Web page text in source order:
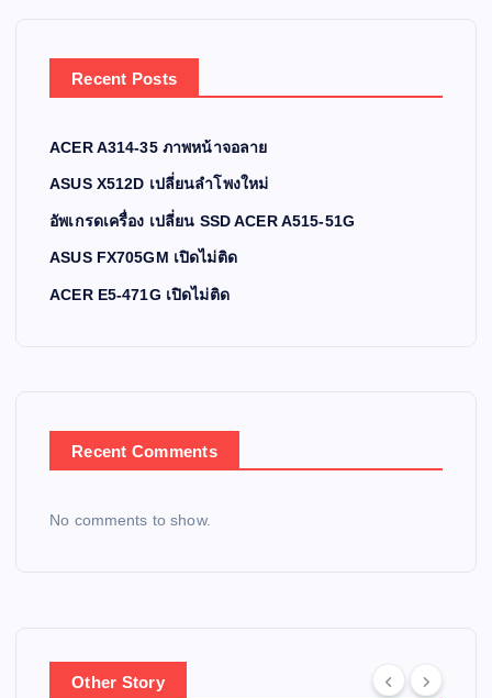
Recent Posts
ACER A314-35 ภาพหน้าจอลาย
ASUS X512D เปลี่ยนลำโพงใหม่
อัพเกรดเครื่อง เปลี่ยน SSD ACER A515-51G
ASUS FX705GM เปิดไม่ติด
ACER E5-471G เปิดไม่ติด
Recent Comments
No comments to show.
Other Story